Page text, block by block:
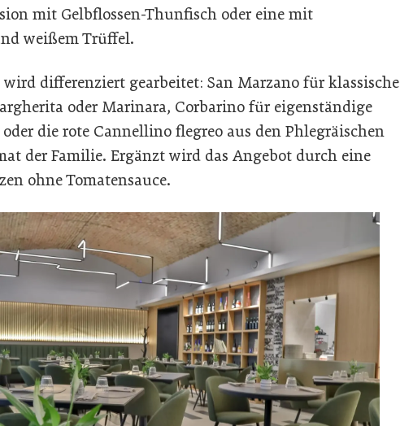
mit Gelbflossen-Thunfisch oder eine mit
weißem Trüffel.
wird differenziert gearbeitet: San Marzano für klassische
oder Marinara, Corbarino für eigenständige
die rote Cannellino flegreo aus den Phlegräischen
der Familie. Ergänzt wird das Angebot durch eine
ohne Tomatensauce.